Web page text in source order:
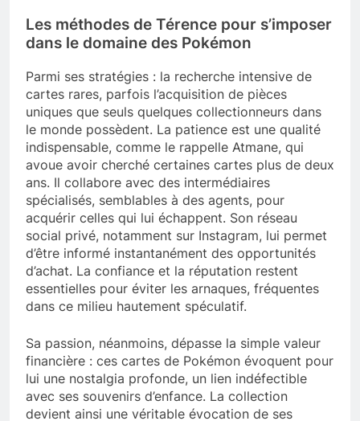
Les méthodes de Térence pour s’imposer
dans le domaine des Pokémon
Parmi ses stratégies : la recherche intensive de
cartes rares, parfois l’acquisition de pièces
uniques que seuls quelques collectionneurs dans
le monde possèdent. La patience est une qualité
indispensable, comme le rappelle Atmane, qui
avoue avoir cherché certaines cartes plus de deux
ans. Il collabore avec des intermédiaires
spécialisés, semblables à des agents, pour
acquérir celles qui lui échappent. Son réseau
social privé, notamment sur Instagram, lui permet
d’être informé instantanément des opportunités
d’achat. La confiance et la réputation restent
essentielles pour éviter les arnaques, fréquentes
dans ce milieu hautement spéculatif.
Sa passion, néanmoins, dépasse la simple valeur
financière : ces cartes de Pokémon évoquent pour
lui une nostalgia profonde, un lien indéfectible
avec ses souvenirs d’enfance. La collection
devient ainsi une véritable évocation de ses